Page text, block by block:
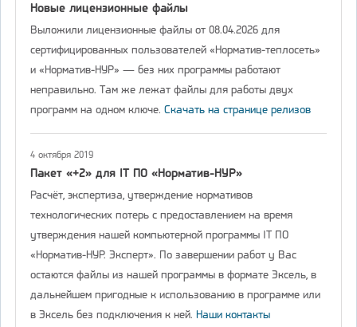
Новые лицензионные файлы
Выложили лицензионные файлы от 08.04.2026 для
сертифицированных пользователей «Норматив-теплосеть»
и «Норматив-НУР» — без них программы работают
неправильно. Там же лежат файлы для работы двух
программ на одном ключе. Скачать на странице релизов
4 октября 2019
Пакет «+2» для IT ПО «Норматив-НУР»
Расчёт, экспертиза, утверждение нормативов
технологических потерь с предоставлением на время
утверждения нашей компьютерной программы IT ПО
«Норматив-НУР. Эксперт». По завершении работ у Вас
остаются файлы из нашей программы в формате Эксель, в
дальнейшем пригодные к использованию в программе или
в Эксель без подключения к ней. Наши контакты